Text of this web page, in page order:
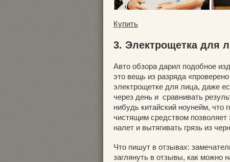
Купить
3. Электрощетка для
Авто обзора дарил подобное
это вещь из разряда
электрощетке для лица, даже
через день и сравнивать
нибудь китайский ноунейм, что
чистящим средством
налет и вытягивать грязь из
Что пишут в отзывах:
заглянуть в отзывы, как можно